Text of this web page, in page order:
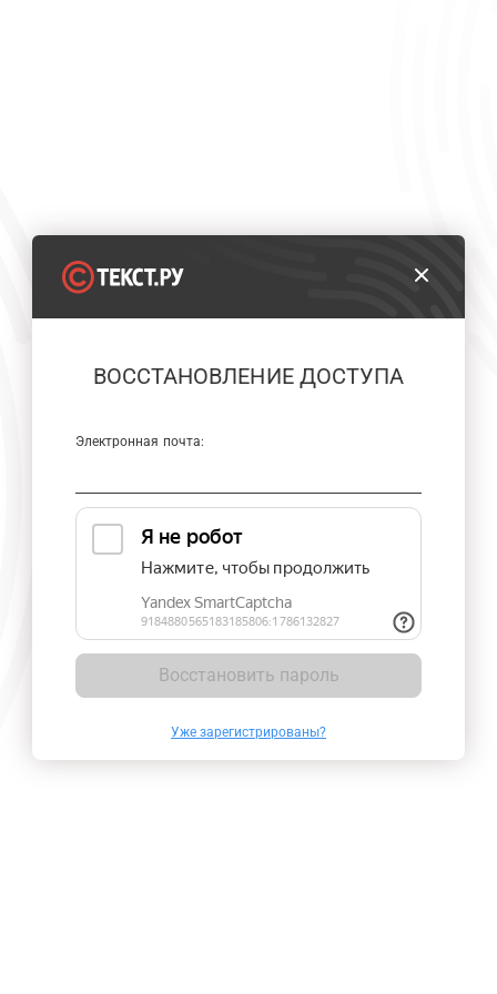
ВОССТАНОВЛЕНИЕ ДОСТУПА
Электронная почта:
Восстановить пароль
Уже зарегистрированы?